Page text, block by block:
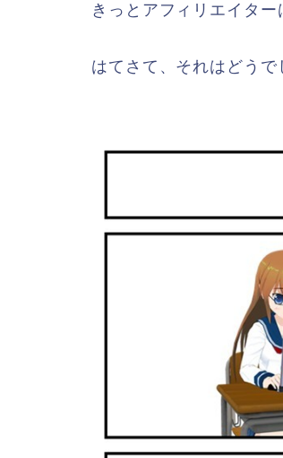
きっとアフィリエイター
はてさて、それはどう